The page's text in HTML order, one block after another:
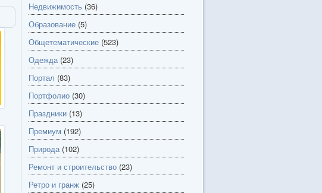
Недвижимость (36)
Образование (5)
Общетематические (523)
Одежда(23)
Портал (83)
Портфолио (30)
Праздники (13)
Премиум (192)
Природа(102)
Ремонт и строительство (23)
Ретро и гранж (25)